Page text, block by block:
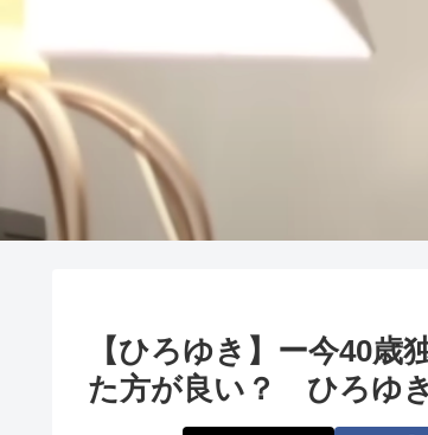
【ひろゆき】ー今40
た方が良い？ ひろゆ